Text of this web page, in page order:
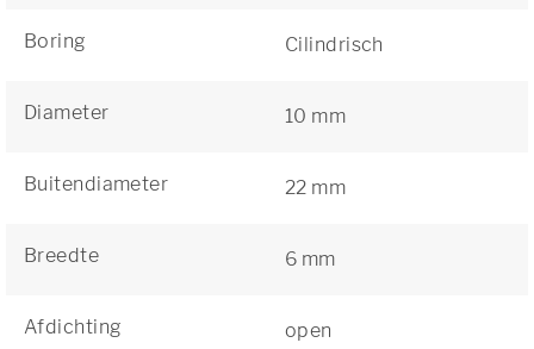
Boring Cilindrisch
Diameter 10 mm
Buitendiameter 22 mm
Breedte 6 mm
Afdichting open